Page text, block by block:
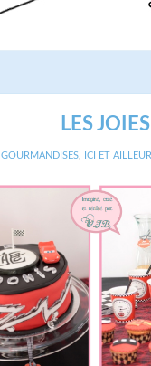
LES
GOURMANDISES ICI ET